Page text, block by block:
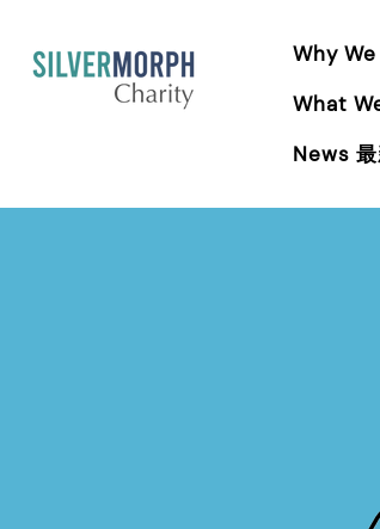
Why
What
News